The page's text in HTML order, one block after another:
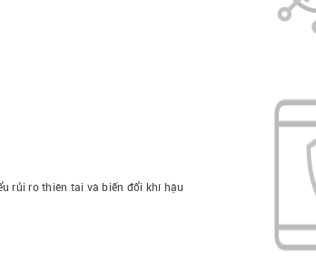
rủi ro thiên tai và biến đổi khí hậu​